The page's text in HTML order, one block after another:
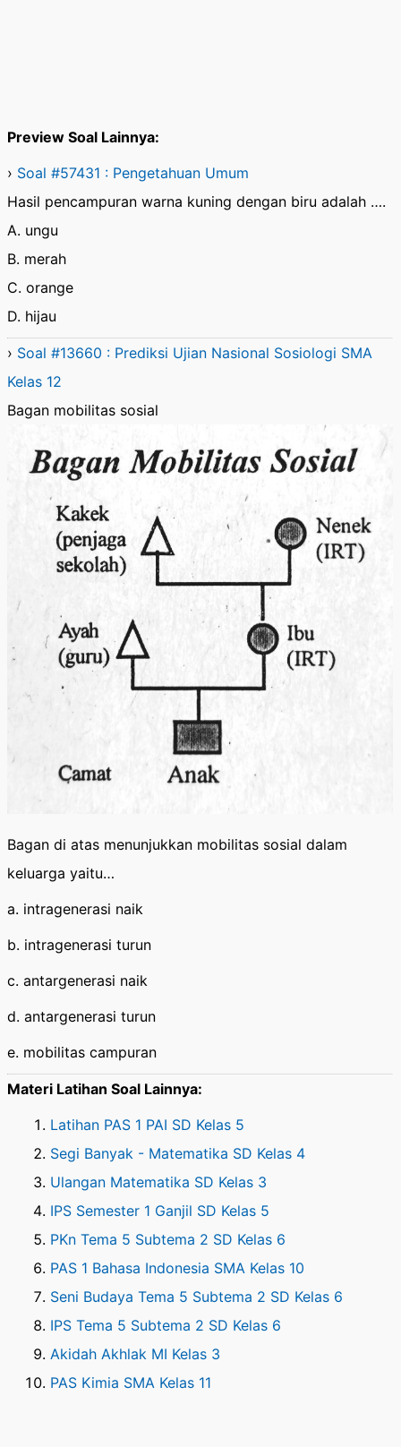
Preview Soal Lainnya:
› Soal #57431 : Pengetahuan Umum
Hasil pencampuran warna kuning dengan biru adalah ….
A. ungu
B. merah
C. orange
D. hijau
› Soal #13660 : Prediksi Ujian Nasional Sosiologi SMA
Kelas 12
Bagan mobilitas sosial
Bagan di atas menunjukkan mobilitas sosial dalam
keluarga yaitu…
a. intragenerasi naik
b. intragenerasi turun
c. antargenerasi naik
d. antargenerasi turun
e. mobilitas campuran
Materi Latihan Soal Lainnya:
Latihan PAS 1 PAI SD Kelas 5
Segi Banyak - Matematika SD Kelas 4
Ulangan Matematika SD Kelas 3
IPS Semester 1 Ganjil SD Kelas 5
PKn Tema 5 Subtema 2 SD Kelas 6
PAS 1 Bahasa Indonesia SMA Kelas 10
Seni Budaya Tema 5 Subtema 2 SD Kelas 6
IPS Tema 5 Subtema 2 SD Kelas 6
Akidah Akhlak MI Kelas 3
PAS Kimia SMA Kelas 11